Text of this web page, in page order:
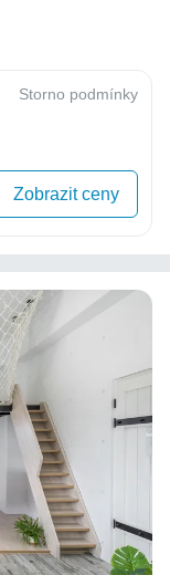
Storno podmínky
Zobrazit ceny